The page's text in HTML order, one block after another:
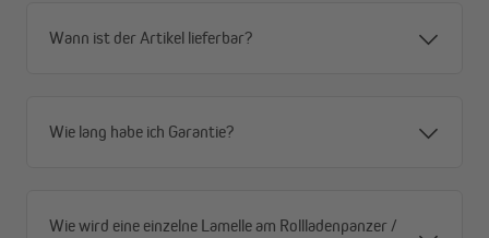
Wann ist der Artikel lieferbar?
Wie lang habe ich Garantie?
Wie wird eine einzelne Lamelle am Rollladenpanzer /